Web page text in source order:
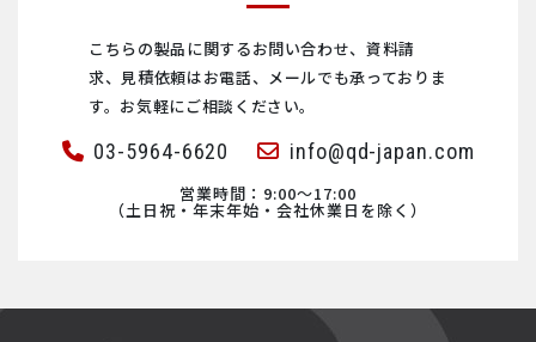
こちらの製品に関するお問い合わせ、資料請
求、見積依頼はお電話、メールでも承っておりま
す。お気軽にご相談ください。
03-5964-6620 info@qd-japan.com
営業時間：9:00〜17:00
（土日祝・年末年始・会社休業日を除く）